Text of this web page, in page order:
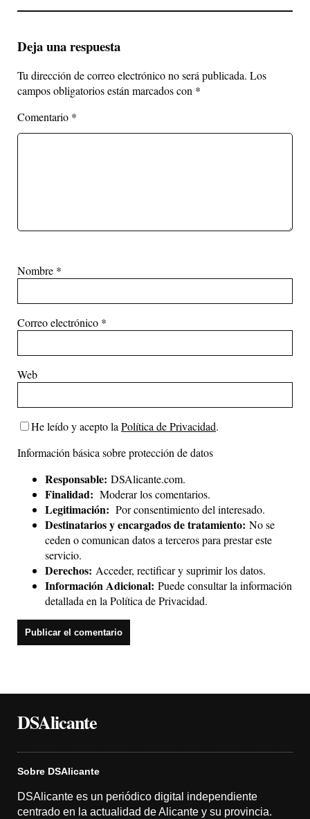
Deja una respuesta
Tu dirección de correo electrónico no será publicada. Los
campos obligatorios están marcados con *
Comentario *
Nombre *
Correo electrónico *
Web
He leído y acepto laPolítica de Privacidad.
Información básica sobre protección de datos
Responsable: DSAlicante.com.
Finalidad: Moderar los comentarios.
Legitimación: Por consentimiento del interesado.
Destinatarios y encargados de tratamiento: No se
ceden o comunican datos a terceros para prestar este
servicio.
Derechos: Acceder, rectificar y suprimir los datos.
Información Adicional: Puede consultar la información
detallada en laPolítica de Privacidad.
DSAlicante
Sobre DSAlicante
DSAlicante es un periódico digital independiente
centrado en la actualidad de Alicante y su provincia.